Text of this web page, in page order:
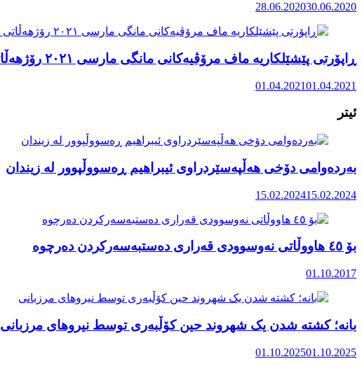
28.06.202030.06.2020
ڕاپۆرتی پێشێلکاریە ماف مرۆڤیەکانی مانگی مارسی ٢٠٢١ رۆژهەڵاتی کوردستان
01.04.202101.04.2021
ئیتر
بەردەوامی دۆخی هەڵپەسێردراوی ئیبراهیم ڕەسووڵپوور لە زیندان
15.02.202415.02.2024
بۆ ٤٥ هاووڵاتی نەوسوودی قەراری دەستبەسەرکردن دەرچوە
01.10.2017
بانه؛ کشته شدن یک شهروند حین کۆڵبەری توسط نیروهای مرزبانی
01.10.202501.10.2025